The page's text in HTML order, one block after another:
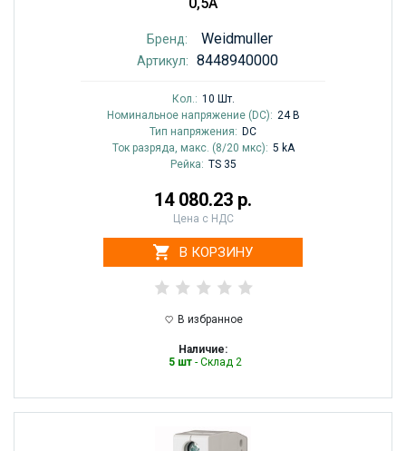
Бренд: Weidmuller
Артикул: 8448940000
Кол.: 10 Шт.
Номинальное напряжение (DC): 24 В
Тип напряжения: DC
Ток разряда, макс. (8/20 мкс): 5 kA
Рейка: TS 35
14 080.23 р.
Цена с НДС
В КОРЗИНУ
В избранное
Наличие:
5 шт - Склад 2